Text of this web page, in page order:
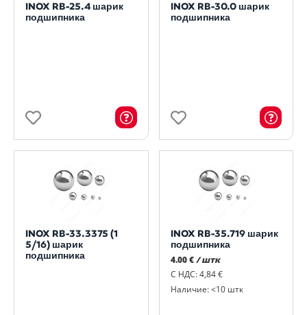
INOX RB-25.4 шарик
подшипника
INOX RB-30.0 шарик
подшипника
INOX RB-33.3375 (1
5/16) шарик
подшипника
INOX RB-35.719 шарик
подшипника
4.00 € / штк
С НДС: 4,84 €
Наличие: <10 штк